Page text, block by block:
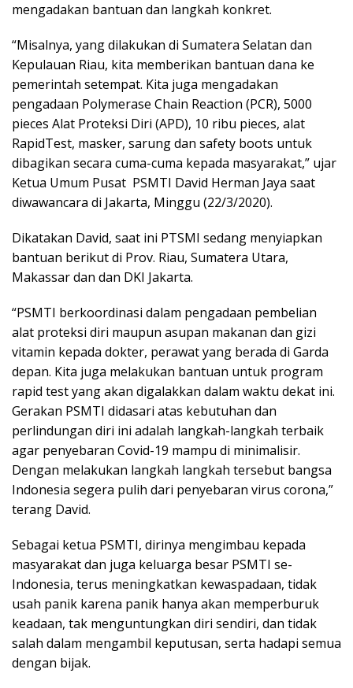
mengadakan bantuan dan langkah konkret.
“Misalnya, yang dilakukan di Sumatera Selatan dan
Kepulauan Riau, kita memberikan bantuan dana ke
pemerintah setempat. Kita juga mengadakan
pengadaan Polymerase Chain Reaction (PCR), 5000
pieces Alat Proteksi Diri (APD), 10 ribu pieces, alat
RapidTest, masker, sarung dan safety boots untuk
dibagikan secara cuma-cuma kepada masyarakat,” ujar
Ketua Umum Pusat PSMTI David Herman Jaya saat
diwawancara di Jakarta, Minggu (22/3/2020).
Dikatakan David, saat ini PTSMI sedang menyiapkan
bantuan berikut di Prov. Riau, Sumatera Utara,
Makassar dan dan DKI Jakarta.
“PSMTI berkoordinasi dalam pengadaan pembelian
alat proteksi diri maupun asupan makanan dan gizi
vitamin kepada dokter, perawat yang berada di Garda
depan. Kita juga melakukan bantuan untuk program
rapid test yang akan digalakkan dalam waktu dekat ini.
Gerakan PSMTI didasari atas kebutuhan dan
perlindungan diri ini adalah langkah-langkah terbaik
agar penyebaran Covid-19 mampu di minimalisir.
Dengan melakukan langkah langkah tersebut bangsa
Indonesia segera pulih dari penyebaran virus corona,”
terang David.
Sebagai ketua PSMTI, dirinya mengimbau kepada
masyarakat dan juga keluarga besar PSMTI se-
Indonesia, terus meningkatkan kewaspadaan, tidak
usah panik karena panik hanya akan memperburuk
keadaan, tak menguntungkan diri sendiri, dan tidak
salah dalam mengambil keputusan, serta hadapi semua
dengan bijak.